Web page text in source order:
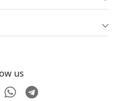
us
Whatsapp
Telegram